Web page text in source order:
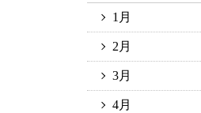
1月
2月
3月
4月